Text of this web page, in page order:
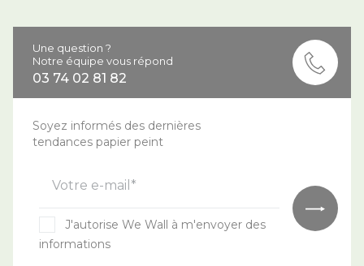
Une question ?
Notre équipe vous répond
03 74 02 81 82
Soyez informés des dernières
tendances papier peint
Votre e-mail*
J'autorise We Wall à m'envoyer des
informations